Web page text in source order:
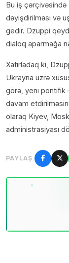
Bu iş çərçivəsində
dəyişdirilməsi və
gedir. Dzuppi
dialoq aparmağa
Xatırladaq ki,
Ukrayna üzrə
görə, yeni pontifik
davam
olaraq Kiyev,
administrasiyası
PAYLAŞ